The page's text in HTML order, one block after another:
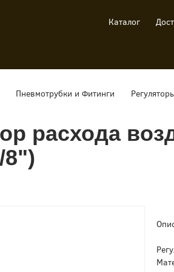
Каталог
Пневмотрубки и Фитинги
расхода
8")